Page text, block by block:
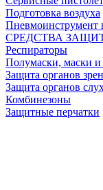
Подготовка воздуха
СРЕДСТВА
Респираторы
Полумаски, маски
Защита органов
Защита органов
Комбинезоны
Защитные перчатки